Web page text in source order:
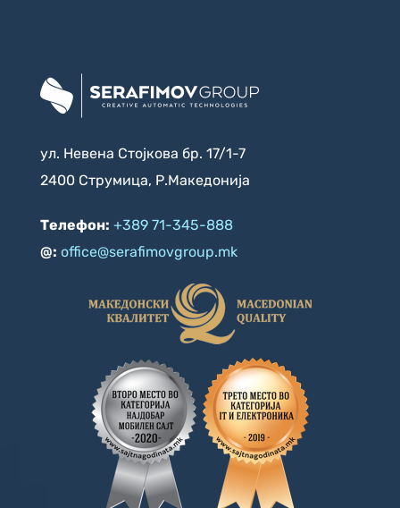
ул. Невена Стојкова бр. 17/1-7
2400 Струмица, Р.Македонија
Телефон: +389 71-345-888
@: office@serafimovgroup.mk